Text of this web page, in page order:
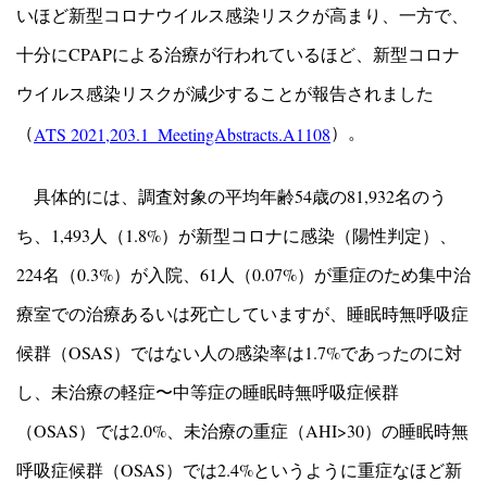
いほど新型コロナウイルス感染リスクが高まり、一方で、
十分にCPAPによる治療が行われているほど、新型コロナ
ウイルス感染リスクが減少することが報告されました
（ATS 2021,203.1_MeetingAbstracts.A1108）。
具体的には、調査対象の平均年齢54歳の81,932名のう
ち、1,493人（1.8%）が新型コロナに感染（陽性判定）、
224名（0.3%）が入院、61人（0.07%）が重症のため集中治
療室での治療あるいは死亡していますが、睡眠時無呼吸症
候群（OSAS）ではない人の感染率は1.7%であったのに対
し、未治療の軽症〜中等症の睡眠時無呼吸症候群
（OSAS）では2.0%、未治療の重症（AHI>30）の睡眠時無
呼吸症候群（OSAS）では2.4%というように重症なほど新